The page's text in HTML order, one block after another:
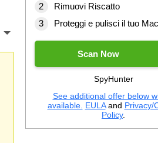
Rimuovi Riscatto
Proteggi e pulisci il tuo Mac
Scan Now
SpyHunter
See additional offer below
available. EULAand Privacy/
Policy.